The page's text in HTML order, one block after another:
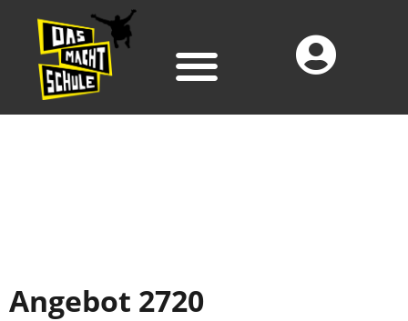
Angebot 2720